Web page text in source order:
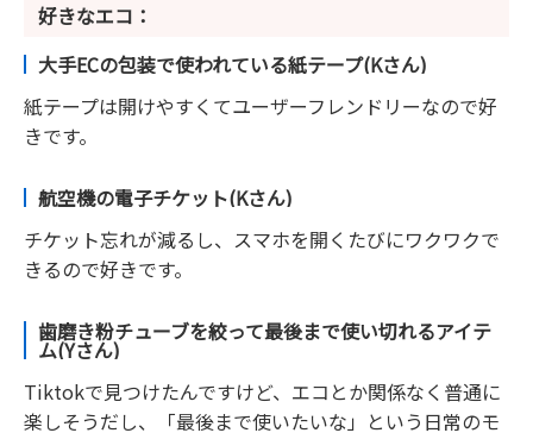
好きなエコ：
大手ECの包装で使われている紙テープ(Kさん)
紙テープは開けやすくてユーザーフレンドリーなので好
きです。
航空機の電子チケット(Kさん)
チケット忘れが減るし、スマホを開くたびにワクワクで
きるので好きです。
歯磨き粉チューブを絞って最後まで使い切れるアイテ
ム(Yさん)
Tiktokで見つけたんですけど、エコとか関係なく普通に
楽しそうだし、「最後まで使いたいな」という日常のモ